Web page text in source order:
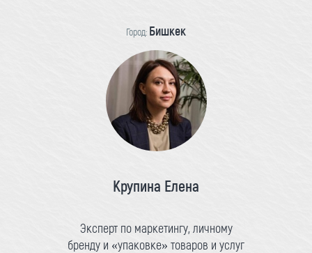
Город: Бишкек
Крупина Елена
Эксперт по маркетингу, личному
бренду и «упаковке» товаров и услуг